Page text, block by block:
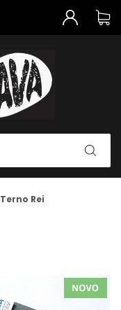
Terno Rei